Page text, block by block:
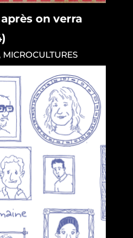
après on verra
MICROCULTURES